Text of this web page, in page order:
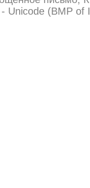
Unicode (BMP of